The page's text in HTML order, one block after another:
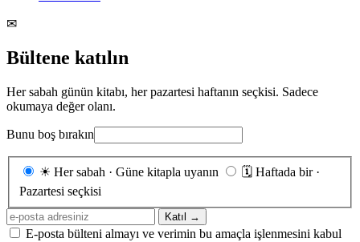
✉
Bültene katılın
Her sabah günün kitabı, her pazartesi haftanın seçkisi. Sadece
okumaya değer olanı.
Bunu boş bırakın
Gönderim
☀ Her sabah · Güne kitapla uyanın 🗓 Haftada bir ·
Pazartesi seçkisi
E-
posta
Katıl →
E-posta bülteni almayı ve verimin bu amaçla işlenmesini kabul